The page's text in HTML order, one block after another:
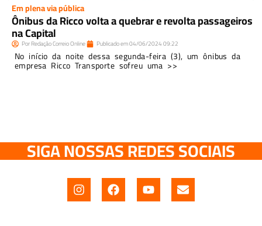
Em plena via pública
Ônibus da Ricco volta a quebrar e revolta passageiros
na Capital
PorRedação Correio Online Publicado em04/06/202409:22
No início da noite dessa segunda-feira (3), um ônibus da
empresa Ricco Transporte sofreu uma >>
SIGA NOSSAS REDES SOCIAIS